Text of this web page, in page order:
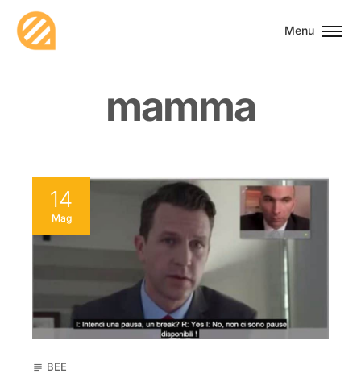
Menu
mamma
14
Mag
subject BEE